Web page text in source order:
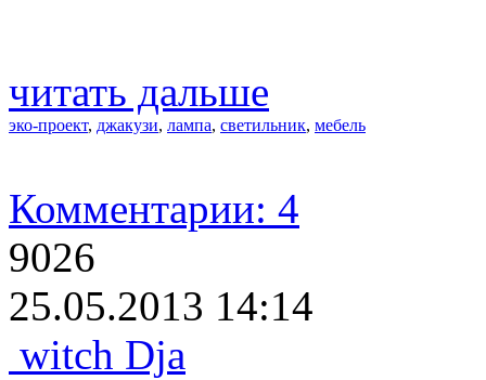
читать дальше
эко-проект, джакузи, лампа, светильник, мебель
Комментарии: 4
9026
25.05.2013 14:14
witch Dja